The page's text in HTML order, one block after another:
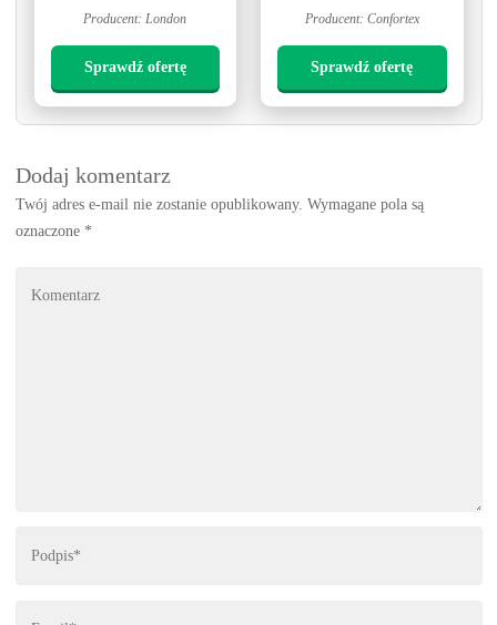
Producent: London
Sprawdź ofertę
Producent: Confortex
Sprawdź ofertę
Dodaj komentarz
Twój adres e-mail nie zostanie opublikowany. Wymagane pola są
oznaczone *